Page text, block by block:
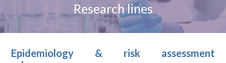
Research lines
Epidemiology & risk assessment